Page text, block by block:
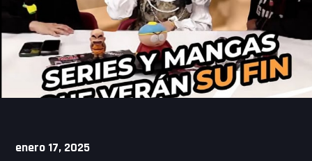
enero 17, 2025